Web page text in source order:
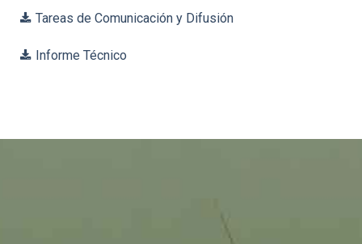
Tareas de Comunicación y Difusión
Informe Técnico